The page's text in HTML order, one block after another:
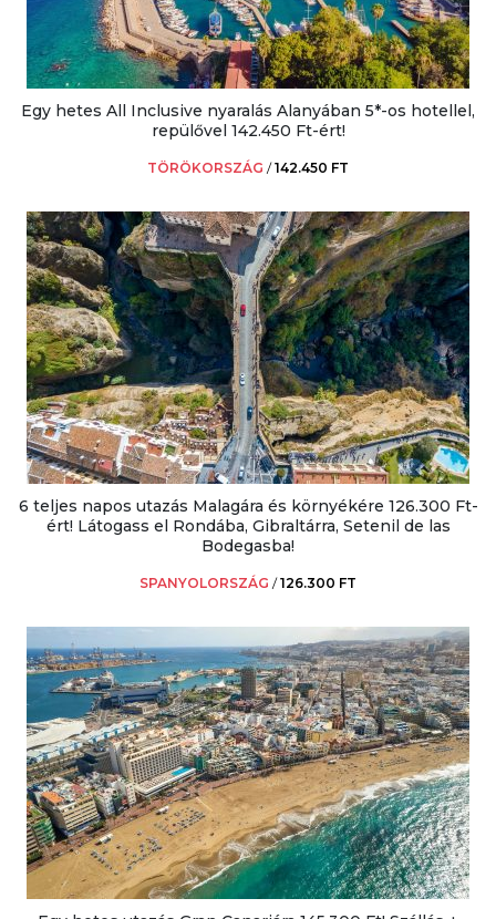
Egy hetes All Inclusive nyaralás Alanyában 5*-os hotellel,
repülővel 142.450 Ft-ért!
TÖRÖKORSZÁG /142.450 FT
6 teljes napos utazás Malagára és környékére 126.300 Ft-
ért! Látogass el Rondába, Gibraltárra, Setenil de las
Bodegasba!
SPANYOLORSZÁG /126.300 FT